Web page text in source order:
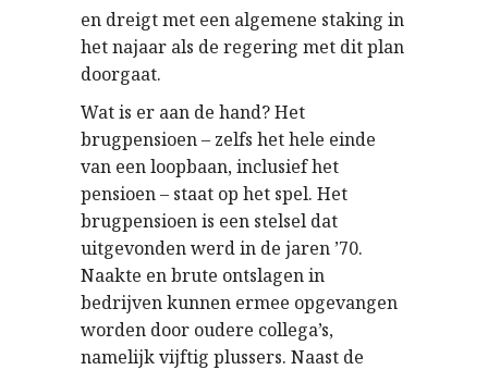
en dreigt met een algemene staking in
het najaar als de regering met dit plan
doorgaat.
Wat is er aan de hand? Het
brugpensioen – zelfs het hele einde
van een loopbaan, inclusief het
pensioen – staat op het spel. Het
brugpensioen is een stelsel dat
uitgevonden werd in de jaren ’70.
Naakte en brute ontslagen in
bedrijven kunnen ermee opgevangen
worden door oudere collega’s,
namelijk vijftig plussers. Naast de